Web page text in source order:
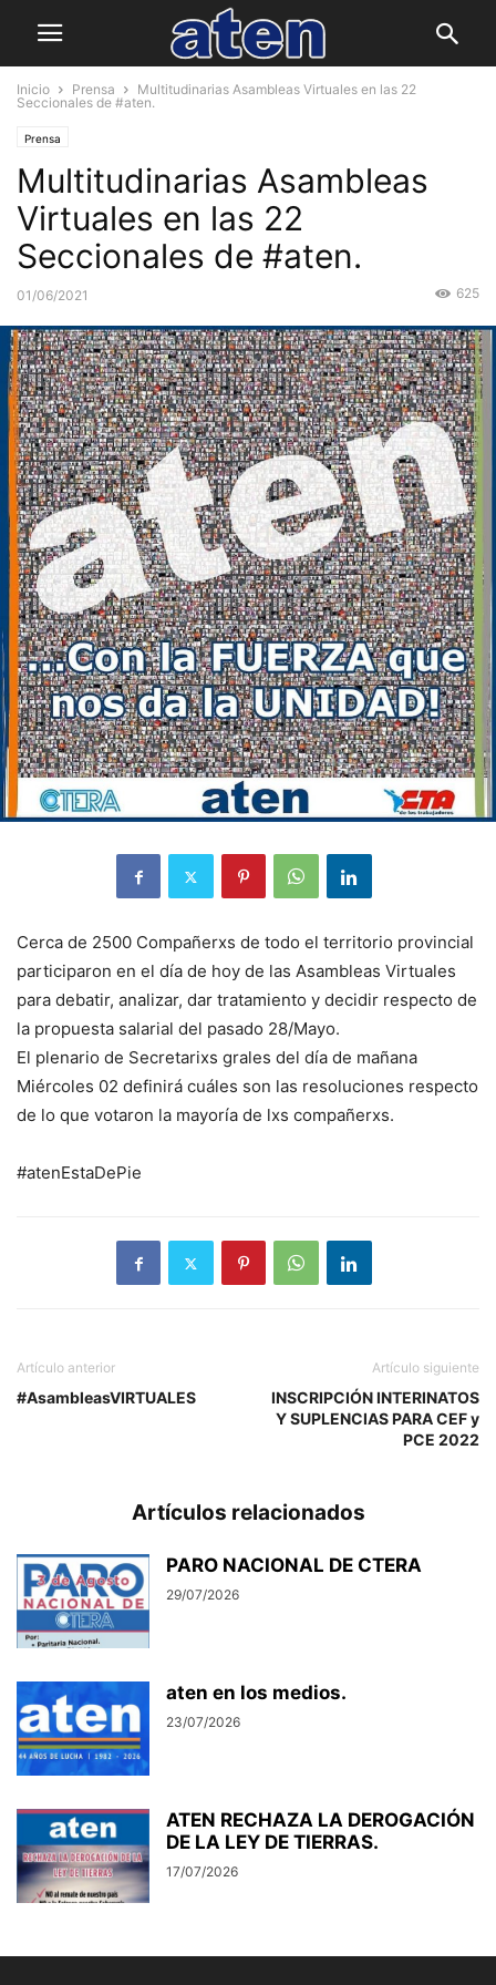
Inicio Prensa
Multitudinarias Asambleas Virtuales en las 22
Seccionales de #aten.
Prensa
Multitudinarias Asambleas
Virtuales en las 22
Seccionales de #aten.
01/06/2021 625
Cerca de 2500 Compañerxs de todo el territorio provincial
participaron en el día de hoy de las Asambleas Virtuales
para debatir, analizar, dar tratamiento y decidir respecto de
la propuesta salarial del pasado 28/Mayo.
El plenario de Secretarixs grales del día de mañana
Miércoles 02 definirá cuáles son las resoluciones respecto
de lo que votaron la mayoría de lxs compañerxs.
#atenEstaDePie
Artículo anterior
#AsambleasVIRTUALES
Artículo siguiente
INSCRIPCIÓN INTERINATOS
Y SUPLENCIAS PARA CEF y
PCE 2022
Artículos relacionados
PARO NACIONAL DE CTERA
29/07/2026
aten en los medios.
23/07/2026
ATEN RECHAZA LA DEROGACIÓN
DE LA LEY DE TIERRAS.
17/07/2026